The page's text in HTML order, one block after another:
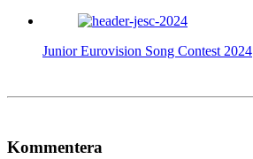
Junior Eurovision Song Contest 2024
Kommentera